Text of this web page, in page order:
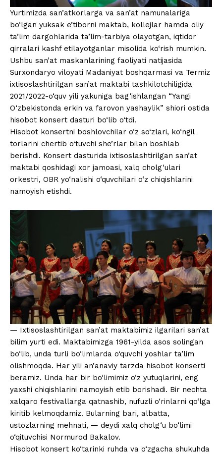
Yurtimizda san’atkorlarga va san’at namunalariga
bo‘lgan yuksak e’tiborni maktab, kollejlar hamda oliy
ta’lim dargohlarida ta’lim-tarbiya olayotgan, iqtidor
qirralari kashf etilayotganlar misolida ko‘rish mumkin.
Ushbu san’at maskanlarining faoliyati natijasida
Surxondaryo viloyati Madaniyat boshqarmasi va Termiz
ixtisoslashtirilgan san’at maktabi tashkilotchiligida
2021/2022-o‘quv yili yakuniga bag‘ishlangan “Yangi
O‘zbekistonda erkin va farovon yashaylik” shiori ostida
hisobot konsert dasturi bo‘lib o‘tdi.
Hisobot konsertni boshlovchilar o‘z so‘zlari, ko‘ngil
torlarini chertib o‘tuvchi she’rlar bilan boshlab
berishdi. Konsert dasturida ixtisoslashtirilgan san’at
maktabi qoshidagi xor jamoasi, xalq cholg‘ulari
orkestri, OBR yo‘nalishi o‘quvchilari o‘z chiqishlarini
namoyish etishdi.
— Ixtisoslashtirilgan san’at maktabimiz ilgarilari san’at
bilim yurti edi. Maktabimizga 1961-yilda asos solingan
bo‘lib, unda turli bo‘limlarda o‘quvchi yoshlar ta’lim
olishmoqda. Har yili an’anaviy tarzda hisobot konserti
beramiz. Unda har bir bo‘limimiz o‘z yutuqlarini, eng
yaxshi chiqishlarini namoyish etib borishadi. Bir nechta
xalqaro festivallarga qatnashib, nufuzli o‘rinlarni qo‘lga
kiritib kelmoqdamiz. Bularning bari, albatta,
ustozlarning mehnati, — deydi xalq cholg‘u bo‘limi
o‘qituvchisi Normurod Bakalov.
Hisobot konsert ko‘tarinki ruhda va o‘zgacha shukuhda